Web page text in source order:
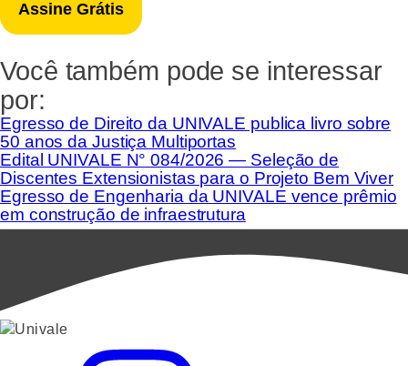
Você também pode se interessar
por:
Egresso de Direito da UNIVALE publica livro sobre
50 anos da Justiça Multiportas
Edital UNIVALE N° 084/2026 — Seleção de
Discentes Extensionistas para o Projeto Bem Viver
Egresso de Engenharia da UNIVALE vence prêmio
em construção de infraestrutura